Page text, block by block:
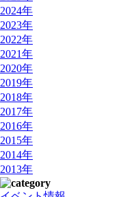
2024年
2023年
2022年
2021年
2020年
2019年
2018年
2017年
2016年
2015年
2014年
2013年